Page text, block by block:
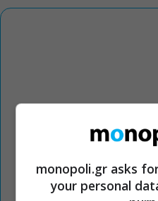
monopoli.gr asks
your personal